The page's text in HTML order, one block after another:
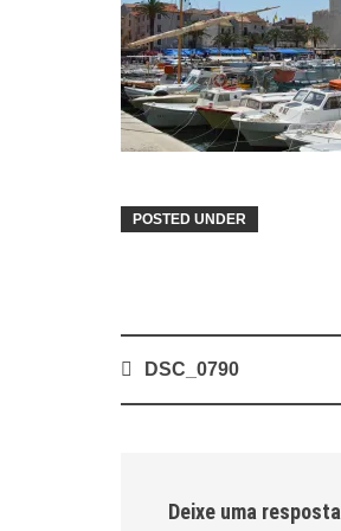
POSTED UNDER
PostDSC_0790
Deixe uma resposta